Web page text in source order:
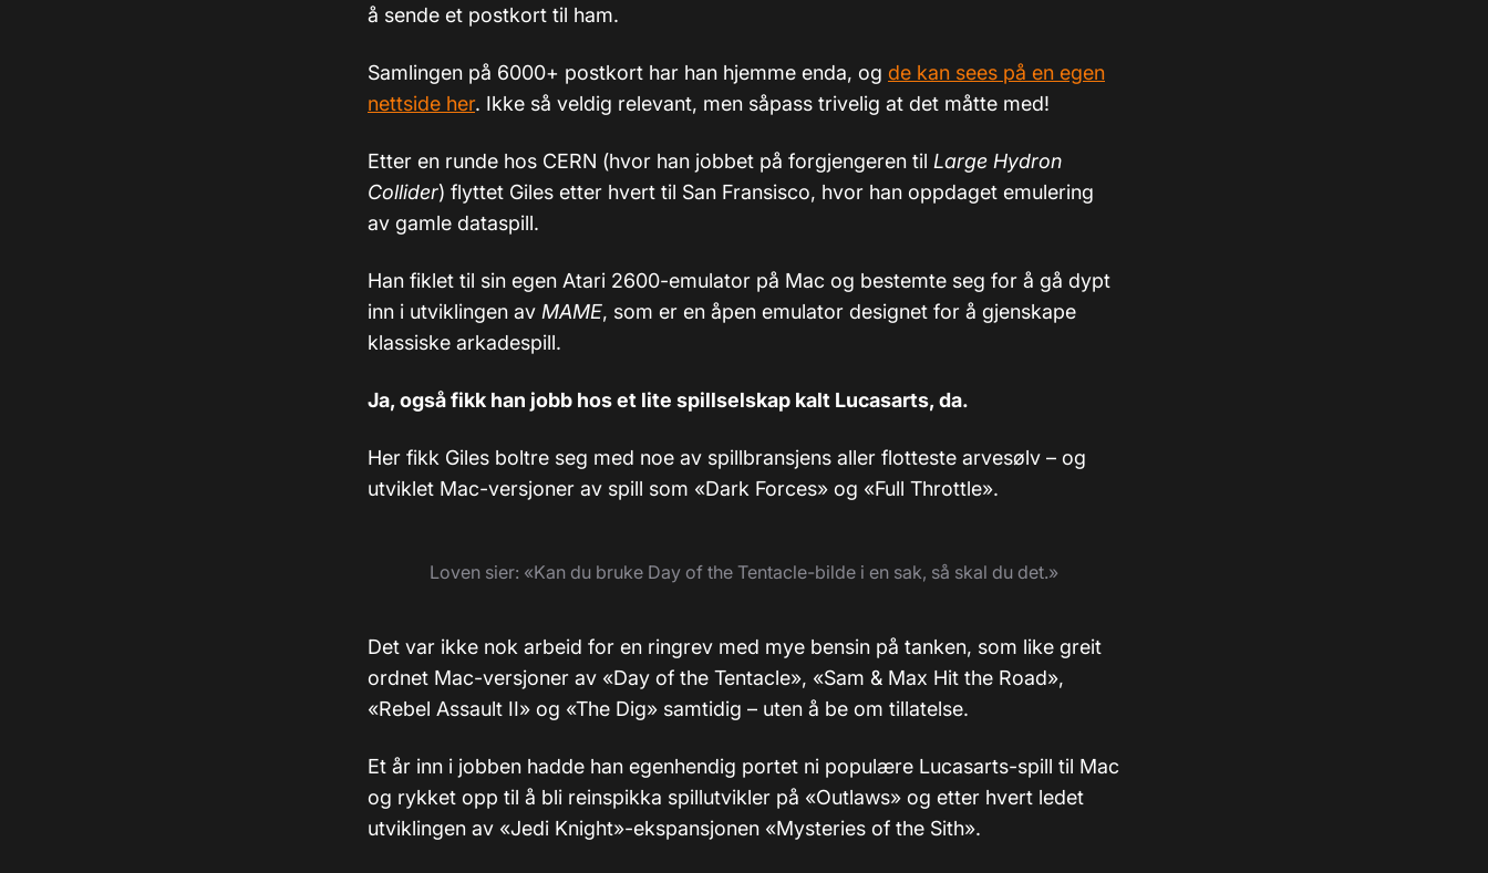
å sende et postkort til ham.
Samlingen på 6000+ postkort har han hjemme enda, og de kan sees på en egen
nettside her. Ikke så veldig relevant, men såpass trivelig at det måtte med!
Etter en runde hos CERN (hvor han jobbet på forgjengeren til Large Hydron
Collider) flyttet Giles etter hvert til San Fransisco, hvor han oppdaget emulering
av gamle dataspill.
Han fiklet til sin egen Atari 2600-emulator på Mac og bestemte seg for å gå dypt
inn i utviklingen av MAME, som er en åpen emulator designet for å gjenskape
klassiske arkadespill.
Ja, også fikk han jobb hos et lite spillselskap kalt Lucasarts, da.
Her fikk Giles boltre seg med noe av spillbransjens aller flotteste arvesølv – og
utviklet Mac-versjoner av spill som «Dark Forces» og «Full Throttle».
Loven sier: «Kan du bruke Day of the Tentacle-bilde i en sak, så skal du det.»
Det var ikke nok arbeid for en ringrev med mye bensin på tanken, som like greit
ordnet Mac-versjoner av «Day of the Tentacle», «Sam & Max Hit the Road»,
«Rebel Assault II» og «The Dig» samtidig – uten å be om tillatelse.
Et år inn i jobben hadde han egenhendig portet ni populære Lucasarts-spill til Mac
og rykket opp til å bli reinspikka spillutvikler på «Outlaws» og etter hvert ledet
utviklingen av «Jedi Knight»-ekspansjonen «Mysteries of the Sith».